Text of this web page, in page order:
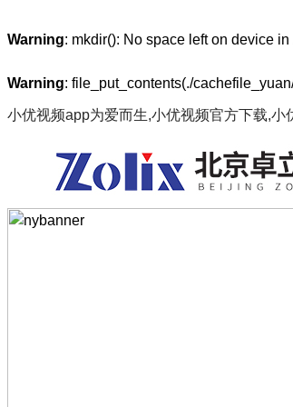
Warning: mkdir(): No space left on device in
Warning: file_put_contents(./
小优视频app为爱而生,小优视频官方下载,小